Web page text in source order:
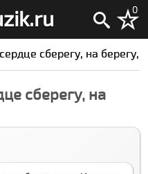
0
сберегу, на берегу,
сберегу, на